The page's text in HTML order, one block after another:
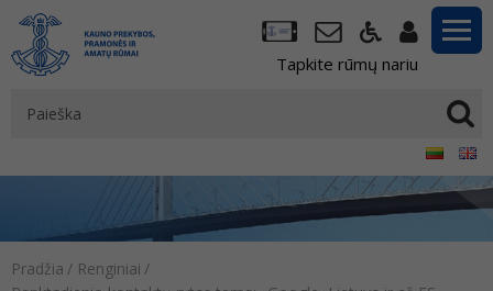
Tapkite rūmų nariu
Pradžia / Renginiai /